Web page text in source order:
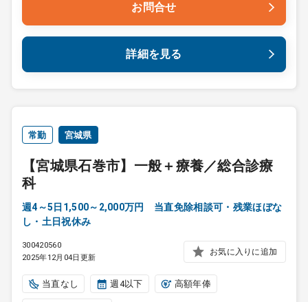
お問合せ
詳細を見る
常勤 宮城県
【宮城県石巻市】一般＋療養／総合診療
科
週4～5日1,500～2,000万円 当直免除相談可・残業ほぼな
し・土日祝休み
300420560
2025年12月04日更新
お気に入りに追加
当直なし 週4以下 高額年俸